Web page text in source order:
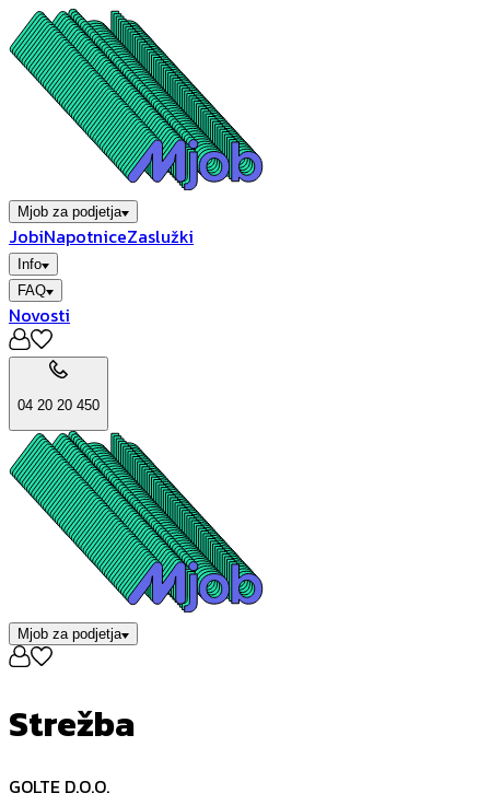
Mjob za podjetja
JobiNapotniceZaslužki
Info
FAQ
Novosti
04 20 20 450
Mjob za podjetja
Strežba
GOLTE D.O.O.